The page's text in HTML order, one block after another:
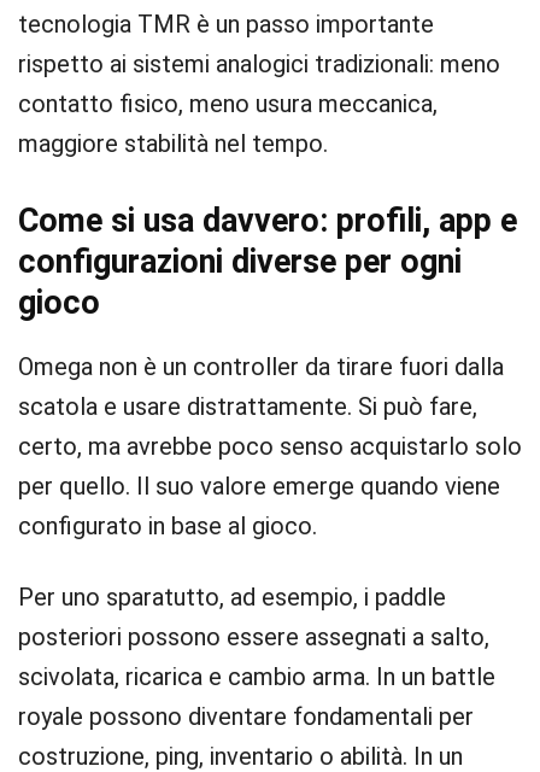
tecnologia TMR è un passo importante
rispetto ai sistemi analogici tradizionali: meno
contatto fisico, meno usura meccanica,
maggiore stabilità nel tempo.
Come si usa davvero: profili, app e
configurazioni diverse per ogni
gioco
Omega non è un controller da tirare fuori dalla
scatola e usare distrattamente. Si può fare,
certo, ma avrebbe poco senso acquistarlo solo
per quello. Il suo valore emerge quando viene
configurato in base al gioco.
Per uno sparatutto, ad esempio, i paddle
posteriori possono essere assegnati a salto,
scivolata, ricarica e cambio arma. In un battle
royale possono diventare fondamentali per
costruzione, ping, inventario o abilità. In un